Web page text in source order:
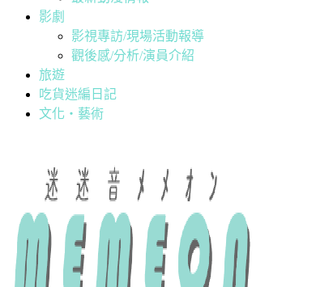
影劇
影視專訪/現場活動報導
觀後感/分析/演員介紹
旅遊
吃貨迷編日記
文化・藝術